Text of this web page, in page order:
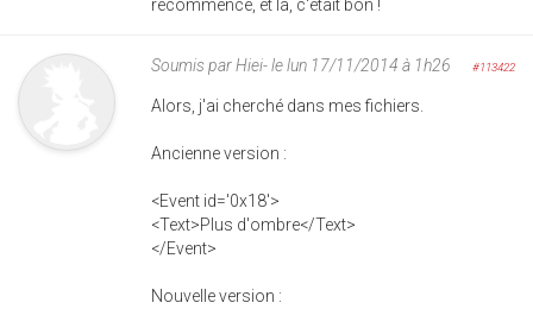
recommencé, et là, c'était bon !
Soumis parHiei-le lun 17/11/2014 à 1h26 #113422
Alors, j'ai cherché dans mes fichiers.
Ancienne version :
<Event id='0x18'>
<Text>Plus d'ombre</Text>
</Event>
Nouvelle version :